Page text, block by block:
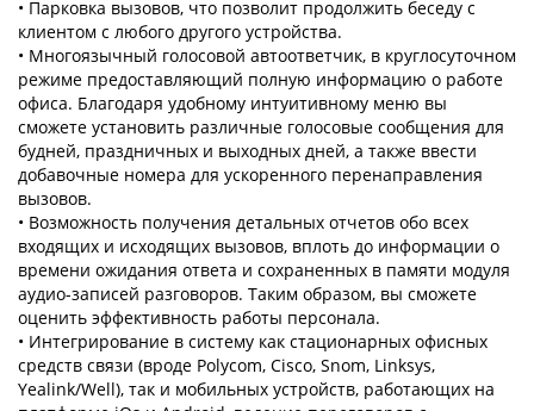
• Парковка вызовов, что позволит продолжить беседу с
клиентом с любого другого устройства.
• Многоязычный голосовой автоответчик, в круглосуточном
режиме предоставляющий полную информацию о работе
офиса. Благодаря удобному интуитивному меню вы
сможете установить различные голосовые сообщения для
будней, праздничных и выходных дней, а также ввести
добавочные номера для ускоренного перенаправления
вызовов.
• Возможность получения детальных отчетов обо всех
входящих и исходящих вызовов, вплоть до информации о
времени ожидания ответа и сохраненных в памяти модуля
аудио-записей разговоров. Таким образом, вы сможете
оценить эффективность работы персонала.
• Интегрирование в систему как стационарных офисных
средств связи (вроде Polycom, Cisco, Snom, Linksys,
Yealink/Well), так и мобильных устройств, работающих на